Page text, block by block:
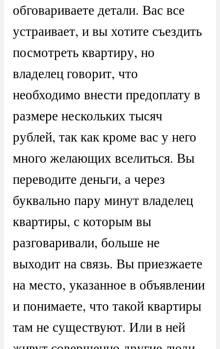
обговариваете детали. Вас все
устраивает, и вы хотите съездить
посмотреть квартиру, но
владелец говорит, что
необходимо внести предоплату в
размере нескольких тысяч
рублей, так как кроме вас у него
много желающих вселиться. Вы
переводите деньги, а через
буквально пару минут владелец
квартиры, с которым вы
разговаривали, больше не
выходит на связь. Вы приезжаете
на место, указанное в объявлении
и понимаете, что такой квартиры
там не существуют. Или в ней